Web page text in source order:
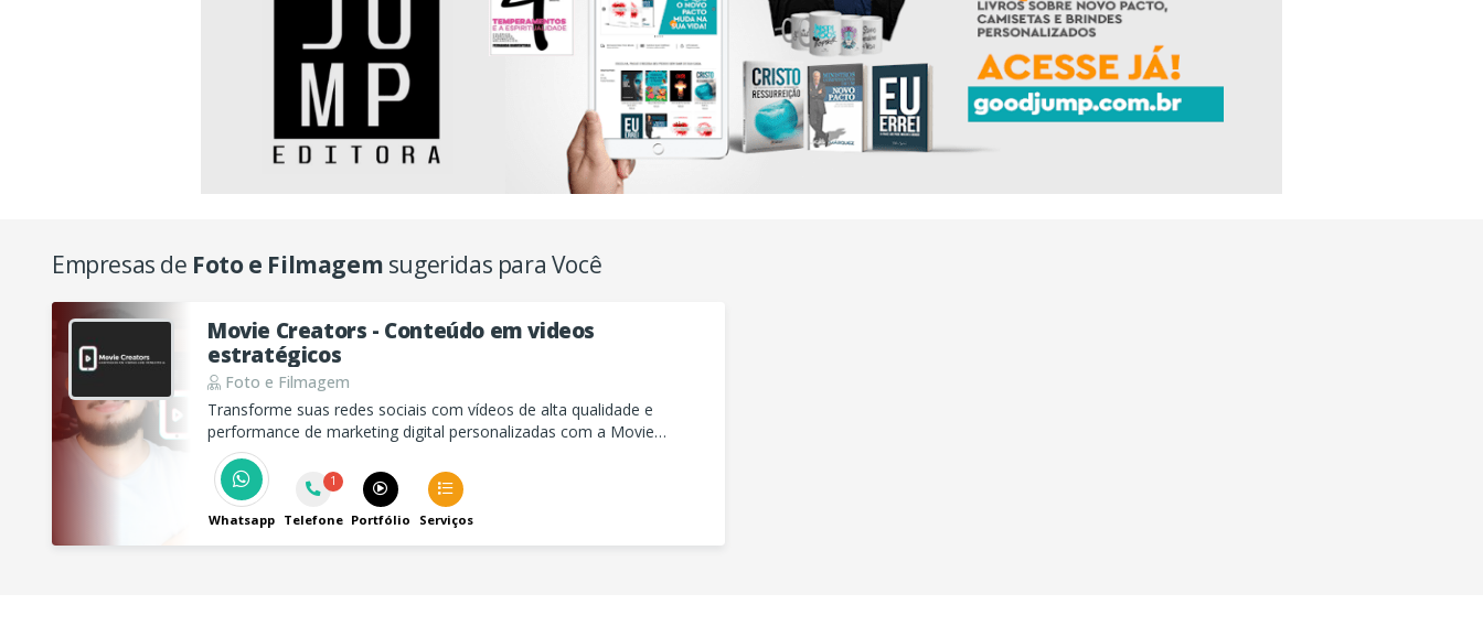
Empresas de Foto e Filmagem sugeridas para Você
Movie Creators - Conteúdo em videos
estratégicos
Foto e Filmagem
Transforme suas redes sociais com vídeos de alta qualidade e
performance de marketing digital personalizadas com a Movie
Creators.
Whatsapp
1
Telefone Portfólio Serviços